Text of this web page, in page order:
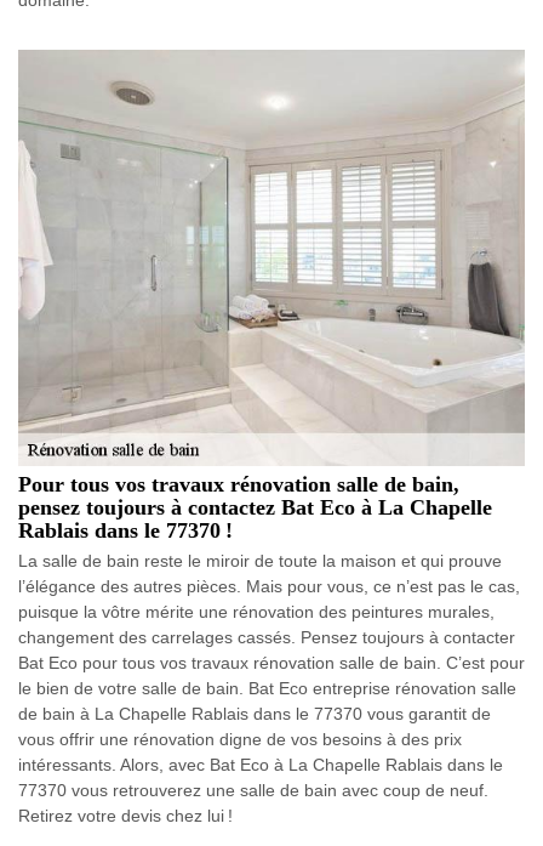
Pour tous vos travaux rénovation salle de bain,
pensez toujours à contactez Bat Eco à La Chapelle
Rablais dans le 77370 !
La salle de bain reste le miroir de toute la maison et qui prouve
l’élégance des autres pièces. Mais pour vous, ce n’est pas le cas,
puisque la vôtre mérite une rénovation des peintures murales,
changement des carrelages cassés. Pensez toujours à contacter
Bat Eco pour tous vos travaux rénovation salle de bain. C’est pour
le bien de votre salle de bain. Bat Eco entreprise rénovation salle
de bain à La Chapelle Rablais dans le 77370 vous garantit de
vous offrir une rénovation digne de vos besoins à des prix
intéressants. Alors, avec Bat Eco à La Chapelle Rablais dans le
77370 vous retrouverez une salle de bain avec coup de neuf.
Retirez votre devis chez lui !